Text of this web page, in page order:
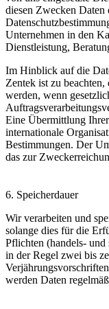
diesen Zwecken
Unternehmen in den
Dienstleistung,
Im Hinblick auf die
Zentek ist zu
werden, wenn
Eine Übermittlung
internationale
Bestimmungen. Der
das zur
6. Speicherdauer
Wir verarbeiten und
solange dies für die
Pflichten (handels-
in der Regel zwei bis
werden Daten